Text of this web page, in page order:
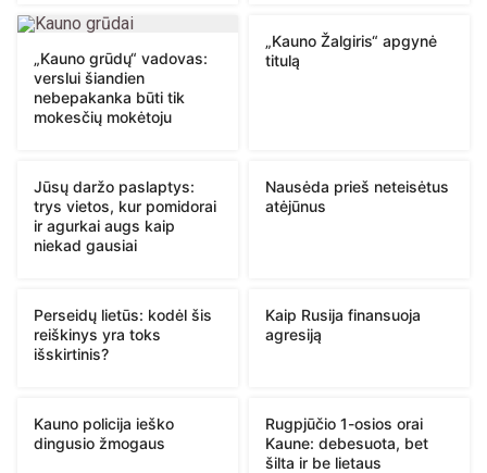
„Kauno grūdų“ vadovas:
verslui šiandien
nebepakanka būti tik
mokesčių mokėtoju
„Kauno Žalgiris“ apgynė
titulą
Jūsų daržo paslaptys:
trys vietos, kur pomidorai
ir agurkai augs kaip
niekad gausiai
Nausėda prieš neteisėtus
atėjūnus
Perseidų lietūs: kodėl šis
reiškinys yra toks
išskirtinis?
Kaip Rusija finansuoja
agresiją
Kauno policija ieško
dingusio žmogaus
Rugpjūčio 1-osios orai
Kaune: debesuota, bet
šilta ir be lietaus